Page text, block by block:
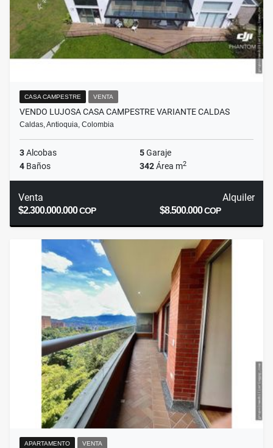
CASA CAMPESTRE VENTA
VENDO LUJOSA CASA CAMPESTRE VARIANTE CALDAS
Caldas, Antioquia, Colombia
3Alcobas 5Garaje
4 Baños 342Área m2
Venta
$2.300.000.000COP
Alquiler
$8.500.000COP
APARTAMENTO VENTA